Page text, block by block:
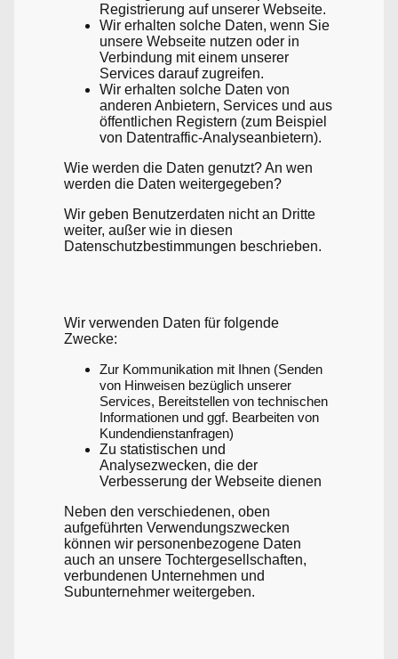
Registrierung auf unserer Webseite.
Wir erhalten solche Daten, wenn Sie
unsere Webseite nutzen oder in
Verbindung mit einem unserer
Services darauf zugreifen.
Wir erhalten solche Daten von
anderen Anbietern, Services und aus
öffentlichen Registern (zum Beispiel
von Datentraffic-Analyseanbietern).
Wie werden die Daten genutzt? An wen
werden die Daten weitergegeben?
Wir geben Benutzerdaten nicht an Dritte
weiter, außer wie in diesen
Datenschutzbestimmungen beschrieben.
Wir verwenden Daten für folgende
Zwecke:
Zur Kommunikation mit Ihnen (Senden
von Hinweisen bezüglich unserer
Services, Bereitstellen von technischen
Informationen und ggf. Bearbeiten von
Kundendienstanfragen)
Zu statistischen und
Analysezwecken, die der
Verbesserung der Webseite dienen
Neben den verschiedenen, oben
aufgeführten Verwendungszwecken
können wir personenbezogene Daten
auch an unsere Tochtergesellschaften,
verbundenen Unternehmen und
Subunternehmer weitergeben.